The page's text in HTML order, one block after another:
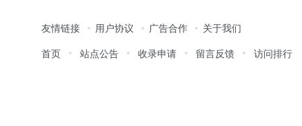
友情链接 用户协议 广告合作
关于我们
首页
站点公告 收录申请 留言反馈 访问排行